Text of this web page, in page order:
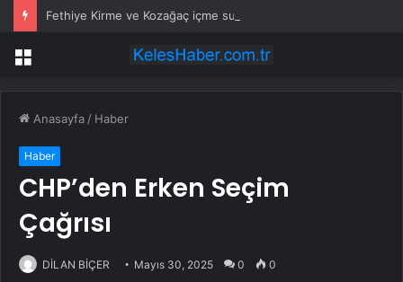
Fethiye Kirme ve Kozağaç içme suyu hatları yenileniyor
Menü
Anasayfa / Haber
Haber
CHP’den Erken Seçim
Çağrısı
DİLAN BİÇER Mayıs 30, 2025 0 0